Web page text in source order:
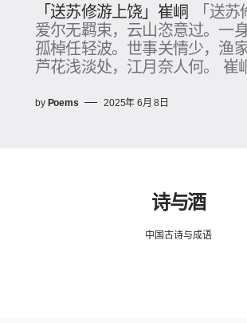
「送苏修游上饶」崔峒
「送苏
爱尔无羁束，云山恣意过。一身
孤棹任轻波。世事关情少，渔家
芦花浅淡处，江月奈人何。 崔
by Poems 2025年 6月 8日
诗与酒
中国古诗与成语